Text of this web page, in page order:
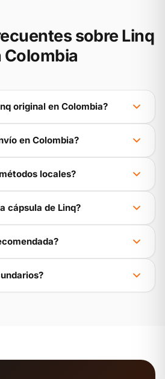
sobre Linq
Colombia
original en Colombia?
en Colombia?
locales?
cápsula de Linq?